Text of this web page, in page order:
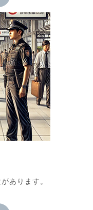
あります。